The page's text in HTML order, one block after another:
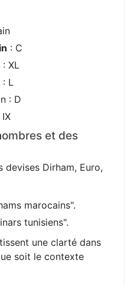
: C
XL
: L
: D
et des
devises Dirham, Euro,
marocains".
tunisiens".
une clarté dans
soit le contexte